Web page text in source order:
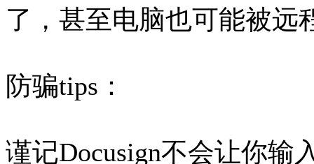
了，甚至电脑也可能被远
防骗tips：
谨记Docusign不会让你输